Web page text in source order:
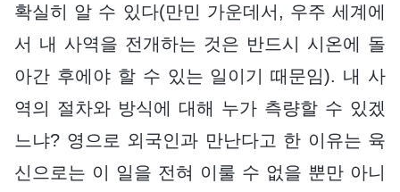
확실히 알 수 있다(만민 가운데서, 우주 세계에
서 내 사역을 전개하는 것은 반드시 시온에 돌
아간 후에야 할 수 있는 일이기 때문임). 내 사
역의 절차와 방식에 대해 누가 측량할 수 있겠
느냐? 영으로 외국인과 만난다고 한 이유는 육
신으로는 이 일을 전혀 이룰 수 없을 뿐만 아니